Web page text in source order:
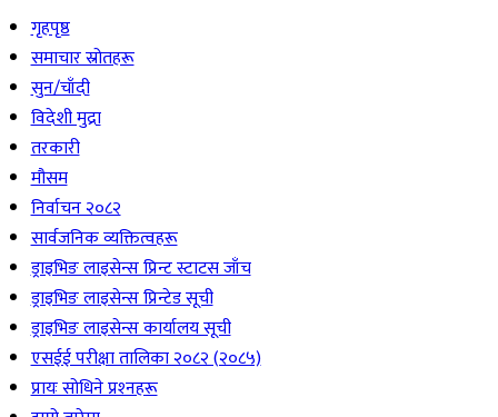
गृहपृष्ठ
समाचार स्रोतहरू
सुन/चाँदी
विदेशी मुद्रा
तरकारी
मौसम
निर्वाचन २०८२
सार्वजनिक व्यक्तित्वहरू
ड्राइभिङ लाइसेन्स प्रिन्ट स्टाटस जाँच
ड्राइभिङ लाइसेन्स प्रिन्टेड सूची
ड्राइभिङ लाइसेन्स कार्यालय सूची
एसईई परीक्षा तालिका २०८२ (२०८५)
प्रायः सोधिने प्रश्‍नहरू